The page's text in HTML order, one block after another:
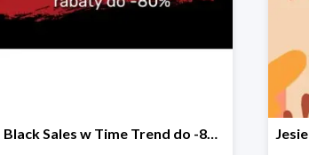
Black Sales w Time Trend do -80%